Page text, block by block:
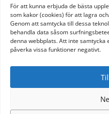
För att kunna erbjuda de bästa
som kakor (cookies) för att lagra
Genom att samtycka till dessa
behandla data såsom
denna webbplats. Att inte
påverka vissa funktioner negativt.